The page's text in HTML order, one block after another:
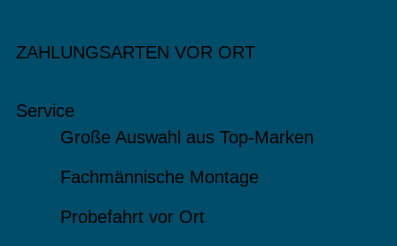
ZAHLUNGSARTEN VOR ORT
Service
Große Auswahl aus Top-Marken
Fachmännische Montage
Probefahrt vor Ort